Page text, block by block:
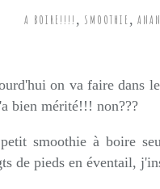
A BOIRE!!!! , SMOOTHIE,
on va faire dans
bien mérité!!! non???
smoothie à boire
de pieds en éventail,